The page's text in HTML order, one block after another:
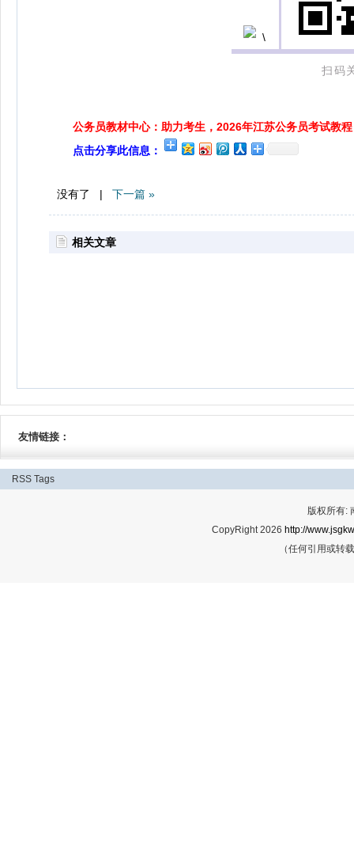
扫码
公务员教材中心：助力考生，2026年江苏公务员考试教程
点击分享此信息：
没有了 | 下一篇 »
相关文章
友情链接：
RSS Tags
版权所有:
CopyRight 2026 http://
（任何引用或转